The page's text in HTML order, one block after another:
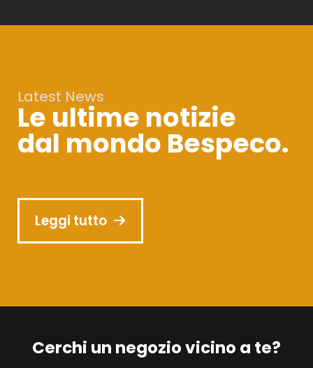
Latest News
Le ultime notizie
dal mondo Bespeco.
Leggi tutto
Cerchi un negozio vicino a te?